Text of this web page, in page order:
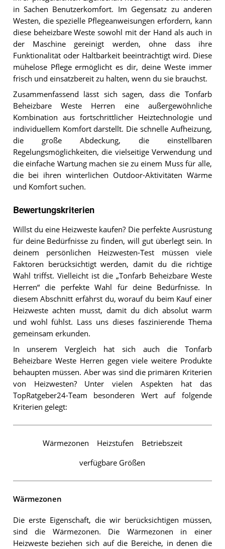
in Sachen Benutzerkomfort. Im Gegensatz zu anderen
Westen, die spezielle Pflegeanweisungen erfordern, kann
diese beheizbare Weste sowohl mit der Hand als auch in
der Maschine gereinigt werden, ohne dass ihre
Funktionalität oder Haltbarkeit beeinträchtigt wird. Diese
mühelose Pflege ermöglicht es dir, deine Weste immer
frisch und einsatzbereit zu halten, wenn du sie brauchst.
Zusammenfassend lässt sich sagen, dass die Tonfarb
Beheizbare Weste Herren eine außergewöhnliche
Kombination aus fortschrittlicher Heiztechnologie und
individuellem Komfort darstellt. Die schnelle Aufheizung,
die große Abdeckung, die einstellbaren
Regelungsmöglichkeiten, die vielseitige Verwendung und
die einfache Wartung machen sie zu einem Muss für alle,
die bei ihren winterlichen Outdoor-Aktivitäten Wärme
und Komfort suchen.
Bewertungskriterien
Willst du eine Heizweste kaufen? Die perfekte Ausrüstung
für deine Bedürfnisse zu finden, will gut überlegt sein. In
deinem persönlichen Heizwesten-Test müssen viele
Faktoren berücksichtigt werden, damit du die richtige
Wahl triffst. Vielleicht ist die „Tonfarb Beheizbare Weste
Herren“ die perfekte Wahl für deine Bedürfnisse. In
diesem Abschnitt erfährst du, worauf du beim Kauf einer
Heizweste achten musst, damit du dich absolut warm
und wohl fühlst. Lass uns dieses faszinierende Thema
gemeinsam erkunden.
In unserem Vergleich hat sich auch die Tonfarb
Beheizbare Weste Herren gegen viele weitere Produkte
behaupten müssen. Aber was sind die primären Kriterien
von Heizwesten? Unter vielen Aspekten hat das
TopRatgeber24-Team besonderen Wert auf folgende
Kriterien gelegt:
Wärmezonen Heizstufen Betriebszeit
verfügbare Größen
Wärmezonen
Die erste Eigenschaft, die wir berücksichtigen müssen,
sind die Wärmezonen. Die Wärmezonen in einer
Heizweste beziehen sich auf die Bereiche, in denen die